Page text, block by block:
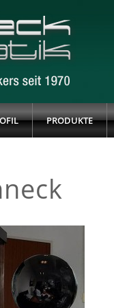
PRODUKTE